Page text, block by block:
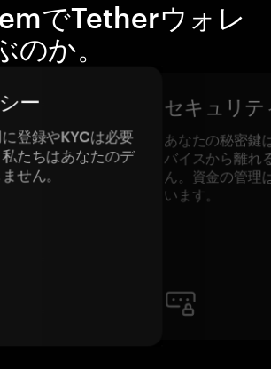
でTetherウォレ
のか。
ー
登録やKYCは必要
たちはあなたのデ
せん。
セキュリテ
あなたの秘密鍵
バイスから離れ
ん。資金の管理
います。